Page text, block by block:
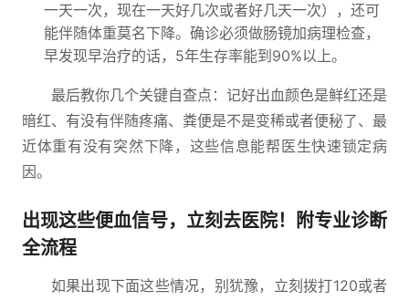
一天一次，现在一天好几次或者好几天一次），还可
能伴随体重莫名下降。确诊必须做肠镜加病理检查，
早发现早治疗的话，5年生存率能到90%以上。
最后教你几个关键自查点：记好出血颜色是鲜红还是
暗红、有没有伴随疼痛、粪便是不是变稀或者便秘了、最
近体重有没有突然下降，这些信息能帮医生快速锁定病
因。
出现这些便血信号，立刻去医院！附专业诊断
全流程
如果出现下面这些情况，别犹豫，立刻拨打120或者